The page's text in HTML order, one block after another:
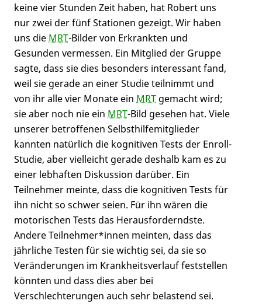
keine vier Stunden Zeit haben, hat Robert uns
nur zwei der fünf Stationen gezeigt. Wir haben
uns die MRT-Bilder von Erkrankten und
Gesunden vermessen. Ein Mitglied der Gruppe
sagte, dass sie dies besonders interessant fand,
weil sie gerade an einer Studie teilnimmt und
von ihr alle vier Monate ein MRT gemacht wird;
sie aber noch nie ein MRT-Bild gesehen hat. Viele
unserer betroffenen Selbsthilfemitglieder
kannten natürlich die kognitiven Tests der Enroll-
Studie, aber vielleicht gerade deshalb kam es zu
einer lebhaften Diskussion darüber. Ein
Teilnehmer meinte, dass die kognitiven Tests für
ihn nicht so schwer seien. Für ihn wären die
motorischen Tests das Herausforderndste.
Andere Teilnehmer*innen meinten, dass das
jährliche Testen für sie wichtig sei, da sie so
Veränderungen im Krankheitsverlauf feststellen
könnten und dass dies aber bei
Verschlechterungen auch sehr belastend sei.